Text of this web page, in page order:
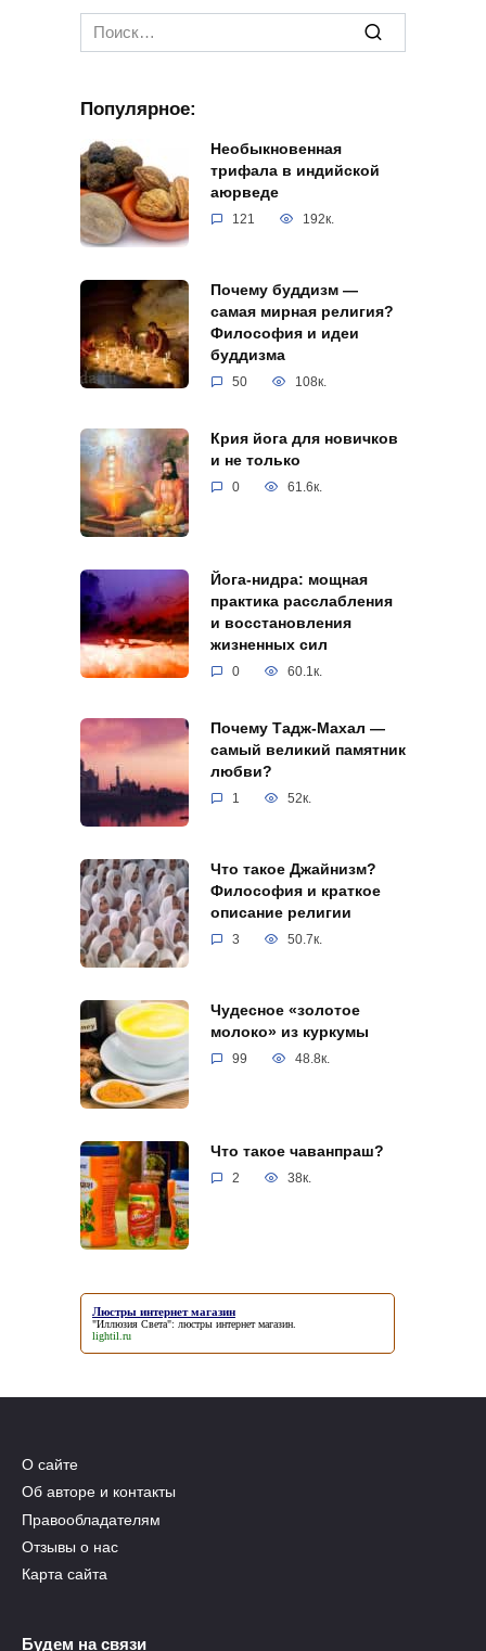
Search
for:
Популярное:
Необыкновенная
трифала в индийской
аюрведе
121 192к.
Почему буддизм —
самая мирная религия?
Философия и идеи
буддизма
50 108к.
Крия йога для новичков
и не только
0 61.6к.
Йога-нидра: мощная
практика расслабления
и восстановления
жизненных сил
0 60.1к.
Почему Тадж-Махал —
самый великий памятник
любви?
1 52к.
Что такое Джайнизм?
Философия и краткое
описание религии
3 50.7к.
Чудесное «золотое
молоко» из куркумы
99 48.8к.
Что такое чаванпраш?
2 38к.
Люстры интернет магазин
"Иллюзия Света": люстры интернет магазин
lightil.ru
О сайте
Об авторе и контакты
Правообладателям
Отзывы о нас
Карта сайта
Будем на связи